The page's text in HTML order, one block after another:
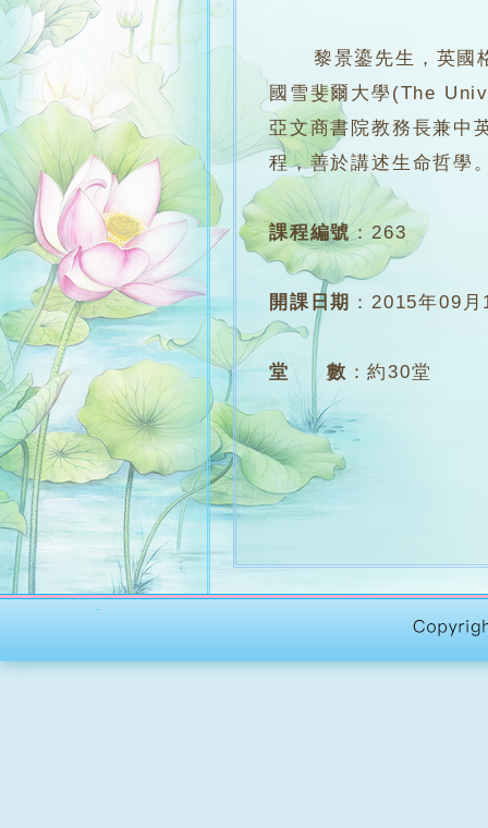
黎景鎏先生，英國格
國雪斐爾大學(The
亞文商書院教務長兼中
程，善於講述生命哲學
課程編號：263
開課日期 ：2015年09月
堂 數 ：約30堂